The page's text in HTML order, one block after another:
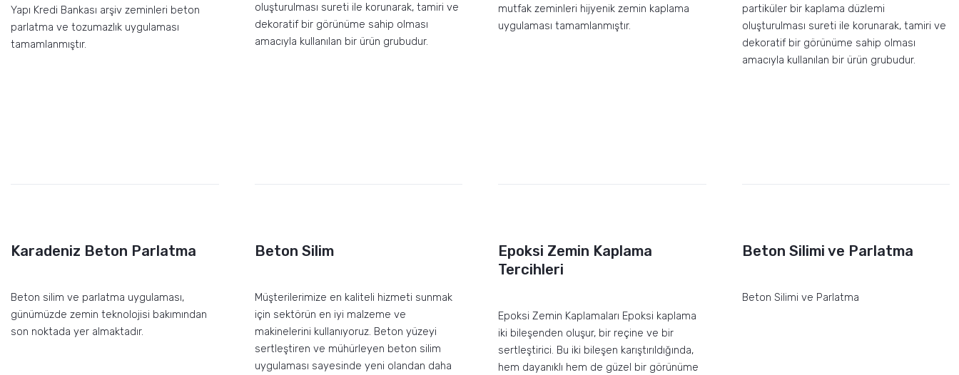
Yapı Kredi Bankası arşiv zeminleri beton
parlatma ve tozumazlık uygulaması
tamamlanmıştır.
oluşturulması sureti ile korunarak, tamiri ve
dekoratif bir görünüme sahip olması
amacıyla kullanılan bir ürün grubudur.
mutfak zeminleri hijyenik zemin kaplama
uygulaması tamamlanmıştır.
partiküler bir kaplama düzlemi
oluşturulması sureti ile korunarak, tamiri ve
dekoratif bir görünüme sahip olması
amacıyla kullanılan bir ürün grubudur.
Karadeniz Beton Parlatma
Beton silim ve parlatma uygulaması,
günümüzde zemin teknolojisi bakımından
son noktada yer almaktadır.
Beton Silim
Müşterilerimize en kaliteli hizmeti sunmak
için sektörün en iyi malzeme ve
makinelerini kullanıyoruz. Beton yüzeyi
sertleştiren ve mühürleyen beton silim
uygulaması sayesinde yeni olandan daha
Epoksi Zemin Kaplama
Tercihleri
Epoksi Zemin Kaplamaları Epoksi kaplama
iki bileşenden oluşur, bir reçine ve bir
sertleştirici. Bu iki bileşen karıştırıldığında,
hem dayanıklı hem de güzel bir görünüme
Beton Silimi ve Parlatma
Beton Silimi ve Parlatma